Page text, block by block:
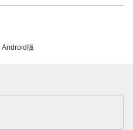
Android版